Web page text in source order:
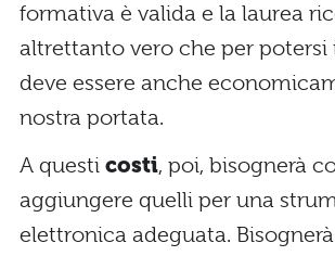
formativa è valida e la laurea
altrettanto vero che per potersi
deve essere anche
nostra portata.
A questi costi, poi, bisognerà
aggiungere quelli per una
elettronica adeguata.